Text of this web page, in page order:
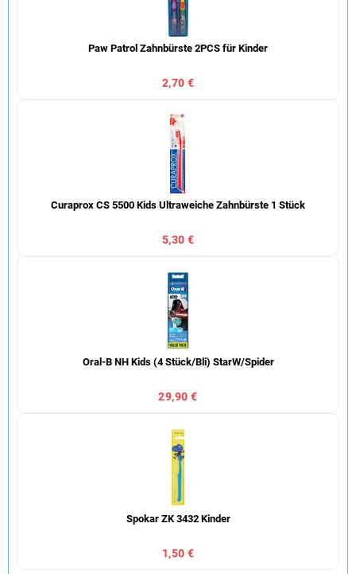
Paw Patrol Zahnbürste 2PCS für Kinder
2,70 €
Curaprox CS 5500 Kids Ultraweiche Zahnbürste 1 Stück
5,30 €
Oral-B NH Kids (4 Stück/Bli) StarW/Spider
29,90 €
Spokar ZK 3432 Kinder
1,50 €